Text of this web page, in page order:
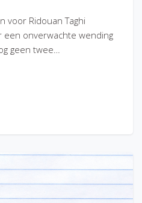
voor Ridouan Taghi
een onverwachte wending
geen twee…